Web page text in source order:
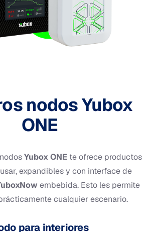
nodos Yubox
ONE
Yubox ONE te ofrece productos
expandibles y con interface de
embebida. Esto les permite
cualquier escenario.
para interiores